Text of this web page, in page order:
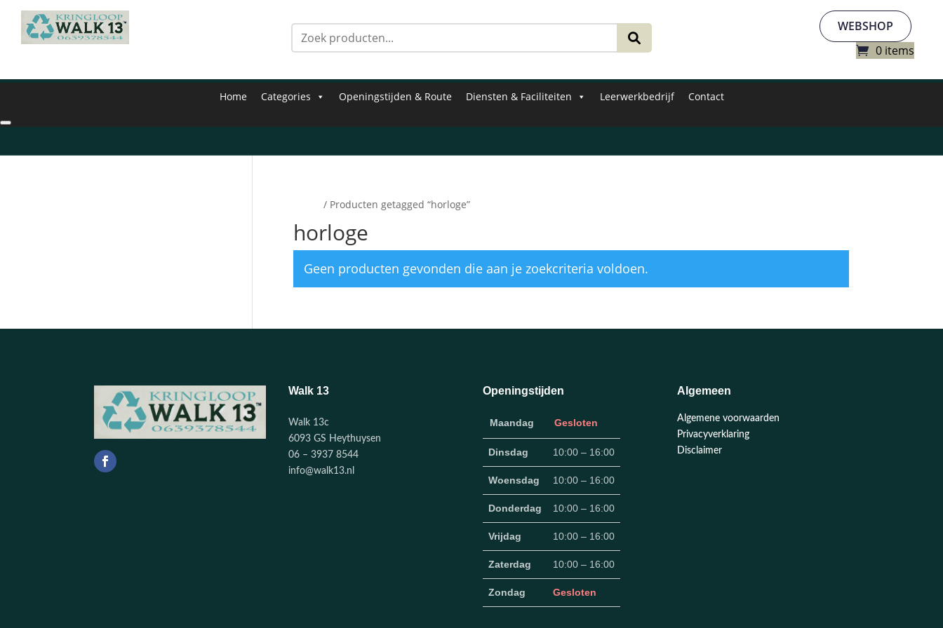
WEBSHOP
0 items
Home Categories Openingstijden & Route Diensten & Faciliteiten Leerwerkbedrijf Contact
/ Producten getagged “horloge”
horloge
Geen producten gevonden die aan je zoekcriteria voldoen.
Walk 13
Walk 13c
6093 GS Heythuysen
06 – 3937 8544
info@walk13.nl
Openingstijden
Maandag Gesloten
Dinsdag 10:00 – 16:00
Woensdag 10:00 – 16:00
Donderdag 10:00 – 16:00
Vrijdag 10:00 – 16:00
Zaterdag 10:00 – 16:00
Zondag Gesloten
Algemeen
Algemene voorwaarden
Privacyverklaring
Disclaimer